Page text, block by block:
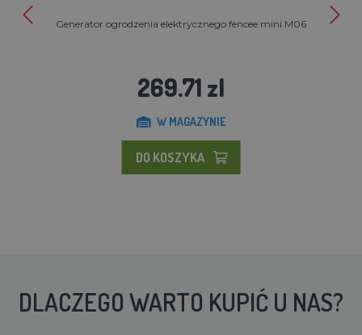
Generator ogrodzenia elektrycznego fencee mini M06
269.71 zl
W MAGAZYNIE
DO KOSZYKA
DLACZEGO WARTO KUPIĆ U NAS?